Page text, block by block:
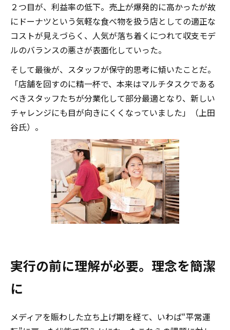
２つ目が、利益率の低下。売上が爆発的に高かったが故
にドーナツという気軽な食べ物を扱う店としての適正な
コストが見えづらく、人気が落ち着くにつれて収支モデ
ルのバランスの悪さが表面化していった。
そして最後が、スタッフが保守的思考に傾いたことだ。
「店舗を回すのに精一杯で、本来はマルチタスクである
べきスタッフたちが分業化して部分最適となり、新しい
チャレンジにも目が向きにくくなっていました」（上田
谷氏）。
実行の前に理解が必要。理念を簡潔
に
メディアを賑わした立ち上げ期を経て、いわば“平常運